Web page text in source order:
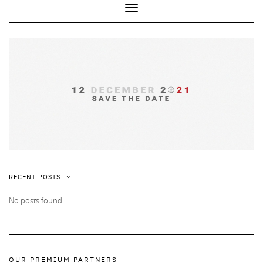
Toggle
Navigation
RECENT POSTS
No posts found.
OUR PREMIUM PARTNERS